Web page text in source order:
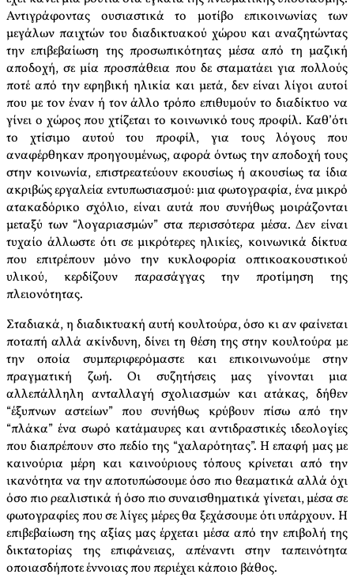
Αντιγράφοντας ουσιαστικά το μοτίβο επικοινωνίας των
μεγάλων παιχτών του διαδικτυακού χώρου και αναζητώντας
την επιβεβαίωση της προσωπικότητας μέσα από τη μαζική
αποδοχή, σε μία προσπάθεια που δε σταματάει για πολλούς
ποτέ από την εφηβική ηλικία και μετά, δεν είναι λίγοι αυτοί
που με τον έναν ή τον άλλο τρόπο επιθυμούν το διαδίκτυο να
γίνει ο χώρος που χτίζεται το κοινωνικό τους προφίλ. Καθ’ότι
το χτίσιμο αυτού του προφίλ, για τους λόγους που
αναφέρθηκαν προηγουμένως, αφορά όντως την αποδοχή τους
στην κοινωνία, επιστρεατεύουν εκουσίως ή ακουσίως τα ίδια
ακριβώς εργαλεία εντυπωσιασμού: μια φωτογραφία, ένα μικρό
ατακαδόρικο σχόλιο, είναι αυτά που συνήθως μοιράζονται
μεταξύ των “λογαριασμών” στα περισσότερα μέσα. Δεν είναι
τυχαίο άλλωστε ότι σε μικρότερες ηλικίες, κοινωνικά δίκτυα
που επιτρέπουν μόνο την κυκλοφορία οπτικοακουστικού
υλικού, κερδίζουν παρασάγγας την προτίμηση της
πλειονότητας.
Σταδιακά, η διαδικτυακή αυτή κουλτούρα, όσο κι αν φαίνεται
ποταπή αλλά ακίνδυνη, δίνει τη θέση της στην κουλτούρα με
την οποία συμπεριφερόμαστε και επικοινωνούμε στην
πραγματική ζωή. Οι συζητήσεις μας γίνονται μια
αλλεπάλληλη ανταλλαγή σχολιασμών και ατάκας, δήθεν
“έξυπνων αστείων” που συνήθως κρύβουν πίσω από την
“πλάκα” ένα σωρό κατάμαυρες και αντιδραστικές ιδεολογίες
που διαπρέπουν στο πεδίο της “χαλαρότητας”. Η επαφή μας με
καινούρια μέρη και καινούριους τόπους κρίνεται από την
ικανότητα να την αποτυπώσουμε όσο πιο θεαματικά αλλά όχι
όσο πιο ρεαλιστικά ή όσο πιο συναισθηματικά γίνεται, μέσα σε
φωτογραφίες που σε λίγες μέρες θα ξεχάσουμε ότι υπάρχουν. Η
επιβεβαίωση της αξίας μας έρχεται μέσα από την επιβολή της
δικτατορίας της επιφάνειας, απέναντι στην ταπεινότητα
οποιασδήποτε έννοιας που περιέχει κάποιο βάθος.